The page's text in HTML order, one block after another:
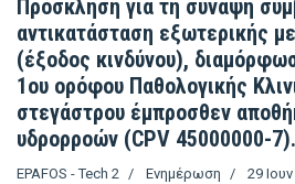
Πρόσκληση για τη σύναψη
αντικατάσταση εξωτερικής
(έξοδος κινδύνου),
1ου ορόφου Παθολογικής
στεγάστρου έμπροσθεν
υδρορροών (CPV 45000000-7).
EPAFOS - Tech 2 Ενημέρωση 29